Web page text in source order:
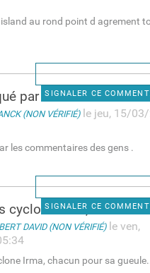
au rond point d agrement
SIGNALER CE
par les
(NON VÉRIFIÉ)le jeu, 15/03/
les commentaires des gens .
SIGNALER CE
cyclone Irma,
DAVID (NON VÉRIFIÉ)le ven,
Irma, chacun pour sa